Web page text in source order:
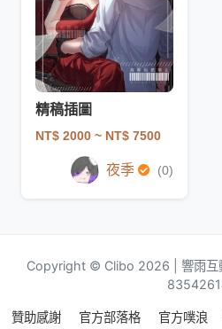
精稿插圖
NT$ 2000 ~ NT$ 7500
夜季 (0)
Copyright © Clibo 2026 | 響雨互
贊助感謝 官方部落格 官方噗浪